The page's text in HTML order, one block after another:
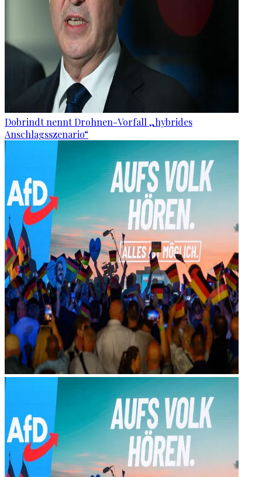
Dobrindt nennt Drohnen-Vorfall „hybrides
Anschlagsszenario“